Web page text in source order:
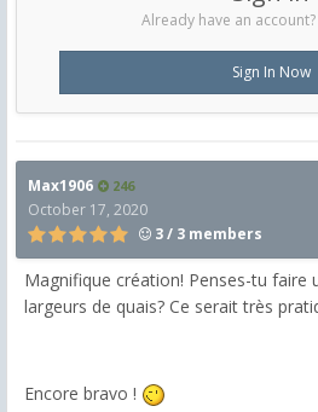
Already have an account?
Sign In Now
Max1906 246
October 17, 2020
3 / 3 members
Magnifique création! Penses-tu faire
largeurs de quais? Ce serait très
Encore bravo !